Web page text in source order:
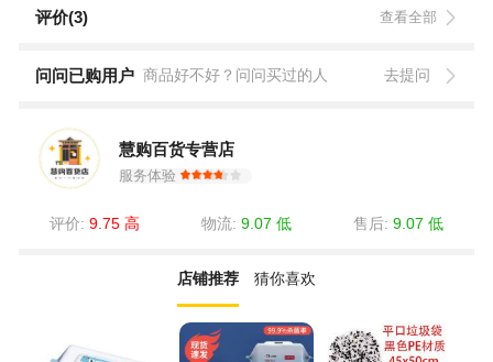
评价(3) 查看全部
问问已购用户 商品好不好？问问买过的人 去提问
慧购百货专营店
服务体验
评价: 9.75 高 物流: 9.07 低 售后: 9.07 低
店铺推荐 猜你喜欢